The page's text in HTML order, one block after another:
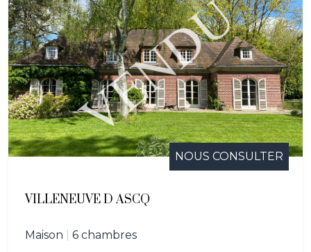
NOUS CONSULTER
VILLENEUVE D ASCQ
Maison 6 chambres